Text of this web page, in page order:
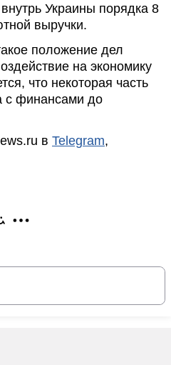
Украины порядка 8
выручки.
положение дел
на экономику
что некоторая часть
с финансами до
в Telegram,